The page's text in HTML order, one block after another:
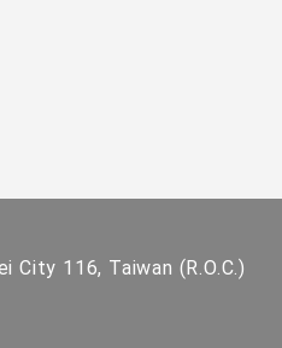
City 116, Taiwan (R.O.C.)